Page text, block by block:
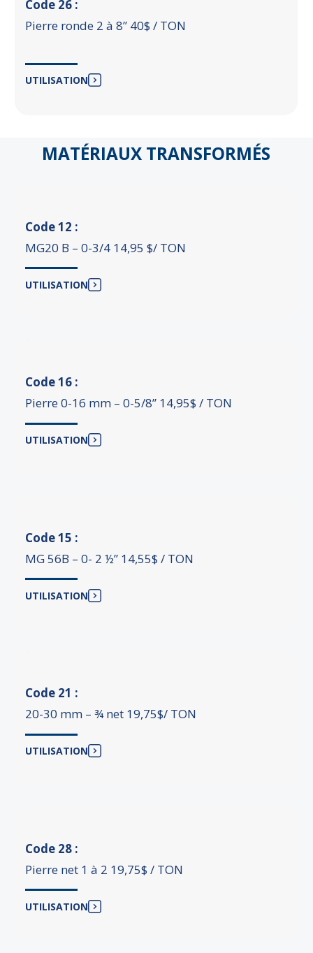
Code 26 :
Pierre ronde 2 à 8’’ 40$ / TON
UTILISATION
MATÉRIAUX TRANSFORMÉS
Code 12 :
MG20 B – 0-3/4 14,95 $/ TON
UTILISATION
Code 16 :
Pierre 0-16 mm – 0-5/8’’ 14,95$ / TON
UTILISATION
Code 15 :
MG 56B – 0- 2 ½’’ 14,55$ / TON
UTILISATION
Code 21 :
20-30 mm – ¾ net 19,75$/ TON
UTILISATION
Code 28 :
Pierre net 1 à 2 19,75$ / TON
UTILISATION